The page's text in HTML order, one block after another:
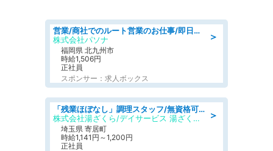
＞
営業/商社でのルート営業のお仕事/即日勤務可/車通勤可/営業
株式会社パソナ
福岡県 北九州市
時給1,506円
正社員
スポンサー：求人ボックス
＞
「残業ほぼなし」調理スタッフ/無資格可/正職員/日勤のみ/デイサービス/社会保障完備
株式会社湯ざくら/デイサービス 湯ざくらケアリゾート
埼玉県 寄居町
時給1,141円～1,200円
正社員